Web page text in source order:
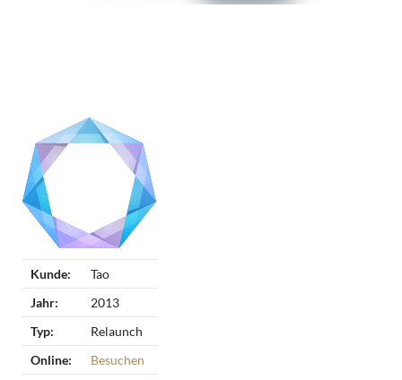
Kunde:
Tao
Jahr:
2013
Typ:
Relaunch
Online:
Besuchen